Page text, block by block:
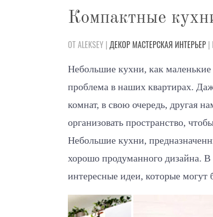
Компактные
ОТ ALEKSEY | ДЕКОР МАСТЕРСКАЯ ИНТЕРЬЕР |
Небольшие кухни, как
проблема в наших квартирах.
комнат, в свою очередь, другая
организовать пространство,
Небольшие кухни,
хорошо продуманного дизайна.
интересные идеи, которые могут